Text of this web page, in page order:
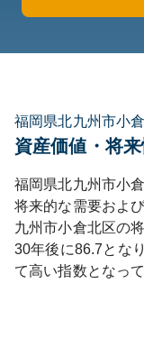
福岡県北九州市小
資産価値・将
福岡県北九州市小
将来的な需要およ
九州市小倉北区の
30年後に86.7とな
て高い指数となっ